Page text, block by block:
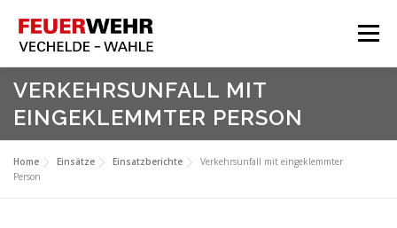
Inhalt
springen
Menü
HOME
Aktuelles
Über Uns
VERKEHRSUNFALL MIT
EINGEKLEMMTER PERSON
Home Einsätze Einsatzberichte
Verkehrsunfall mit eingeklemmter
Person